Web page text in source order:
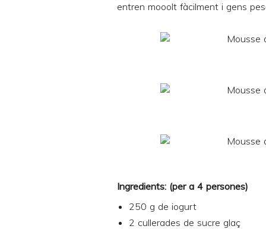
entren mooolt fàcilment i gens
Ingredients: (per a 4 persones)
250 g de iogurt
2 cullerades de sucre glaç